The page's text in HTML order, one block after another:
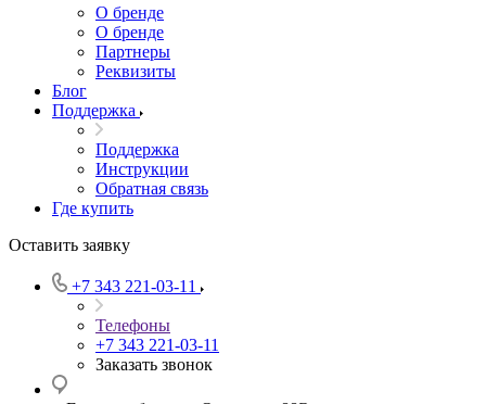
О бренде
О бренде
Партнеры
Реквизиты
Блог
Поддержка
Поддержка
Инструкции
Обратная связь
Где купить
Оставить заявку
+7 343 221-03-11
Телефоны
+7 343 221-03-11
Заказать звонок